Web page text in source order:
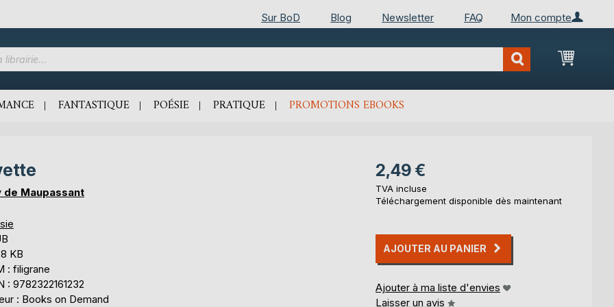
Mon compte
Sur BoD Blog Newsletter FAQ
Mon
FANTASTIQUE POÉSIE PRATIQUE PROMOTIONS EBOOKS
de Maupassant
KB
: filigrane
: 9782322161232
: Books on Demand
2,49 €
TVA incluse
Téléchargement disponible dès maintenant
AJOUTER AU PANIER
Ajouter à ma liste d'envies
Laisser un avis